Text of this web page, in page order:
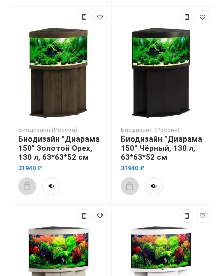
Биодизайн (Россия)
Биодизайн "Диарама
150" Золотой Орех,
130 л, 63*63*52 см
31940 ₽
Биодизайн (Россия)
Биодизайн "Диарама
150" Чёрный, 130 л,
63*63*52 см
31940 ₽